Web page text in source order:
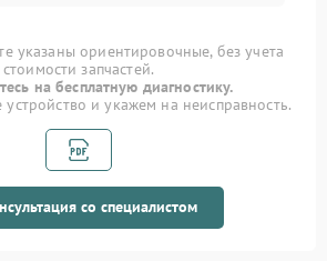
указаны ориентировочные, без учета
стоимости запчастей.
на бесплатную диагностику.
и укажем на неисправность.
со специалистом